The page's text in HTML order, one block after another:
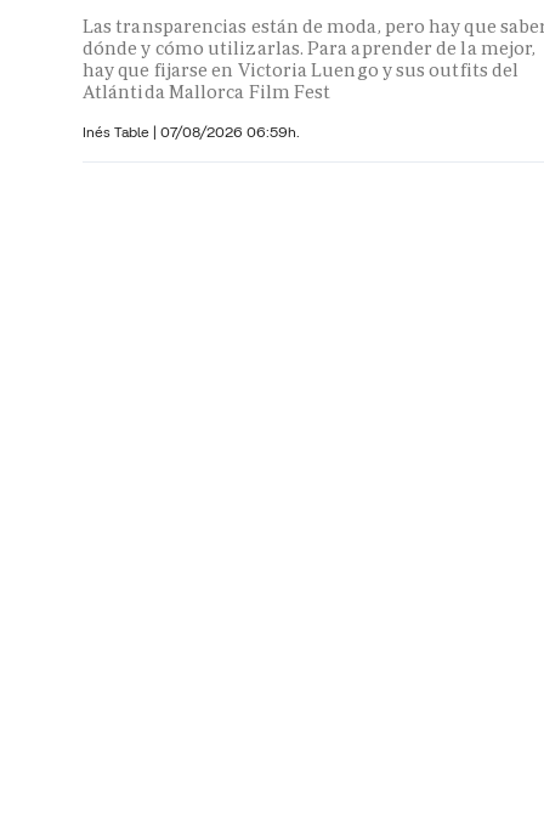
Las transparencias están de moda, pero hay que
dónde y cómo utilizarlas. Para aprender de la mejor,
hay que fijarse en Victoria Luengo y sus outfits del
Atlántida Mallorca Film Fest
Inés Table | 07/08/2026 06:59h.